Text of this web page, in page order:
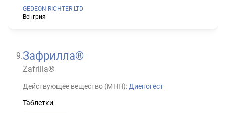
GEDEON RICHTER LTD
Венгрия
9.Зафрилла®
Zafrilla®
Действующее вещество (МНН): Диеногест
Таблетки